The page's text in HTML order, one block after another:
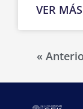
VER
«